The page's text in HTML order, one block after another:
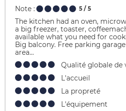
Note :
5 / 5
The kitchen had an oven,
a big freezer, toaster,
available what you need for
Big balcony. Free parking
area...
Qualité globale de
L'accueil
La propreté
L'équipement